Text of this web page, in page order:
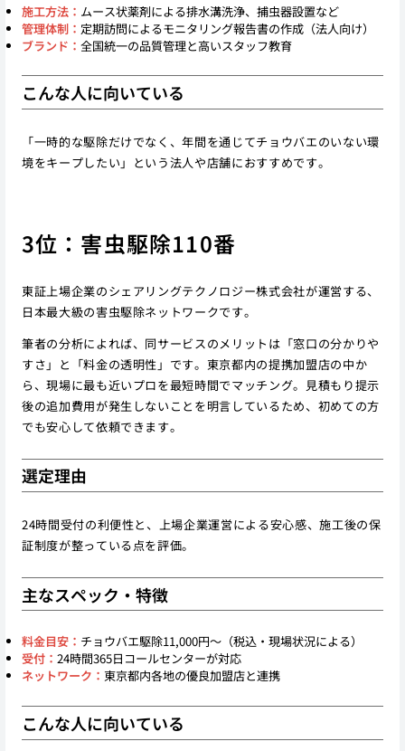
施工方法： ムース状薬剤による排水溝洗浄、捕虫器設置など
管理体制： 定期訪問によるモニタリング報告書の作成（法人向け）
ブランド： 全国統一の品質管理と高いスタッフ教育
こんな人に向いている
「一時的な駆除だけでなく、年間を通じてチョウバエのいない環
境をキープしたい」という法人や店舗におすすめです。
3位：害虫駆除110番
東証上場企業のシェアリングテクノロジー株式会社が運営する、
日本最大級の害虫駆除ネットワークです。
筆者の分析によれば、同サービスのメリットは「窓口の分かりや
すさ」と「料金の透明性」です。東京都内の提携加盟店の中か
ら、現場に最も近いプロを最短時間でマッチング。見積もり提示
後の追加費用が発生しないことを明言しているため、初めての方
でも安心して依頼できます。
選定理由
24時間受付の利便性と、上場企業運営による安心感、施工後の保
証制度が整っている点を評価。
主なスペック・特徴
料金目安： チョウバエ駆除11,000円〜（税込・現場状況による）
受付： 24時間365日コールセンターが対応
ネットワーク： 東京都内各地の優良加盟店と連携
こんな人に向いている